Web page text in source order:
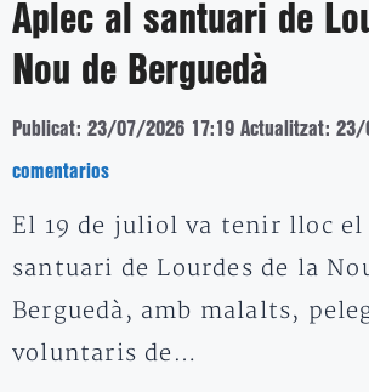
Aplec al santuari de
Nou de Berguedà
Publicat: 23/07/2026 17:19 Actualitzat: 23/
comentarios
El 19 de juliol va tenir lloc el
santuari de Lourdes de la
Berguedà, amb malalts,
voluntaris de…